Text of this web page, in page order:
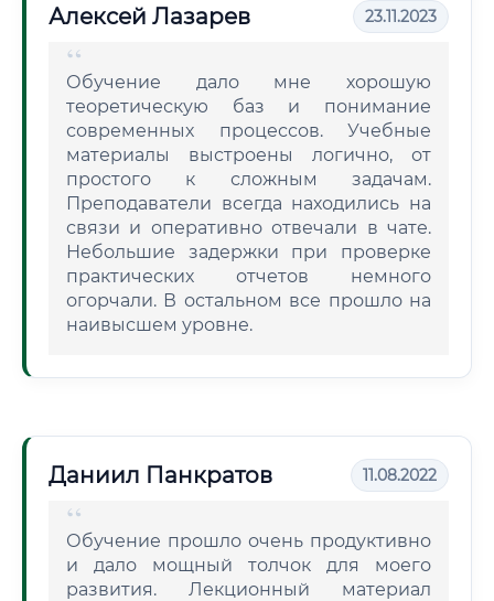
Алексей Лазарев 23.11.2023
Обучение дало мне хорошую
теоретическую баз и понимание
современных процессов. Учебные
материалы выстроены логично, от
простого к сложным задачам.
Преподаватели всегда находились на
связи и оперативно отвечали в чате.
Небольшие задержки при проверке
практических отчетов немного
огорчали. В остальном все прошло на
наивысшем уровне.
Даниил Панкратов 11.08.2022
Обучение прошло очень продуктивно
и дало мощный толчок для моего
развития. Лекционный материал